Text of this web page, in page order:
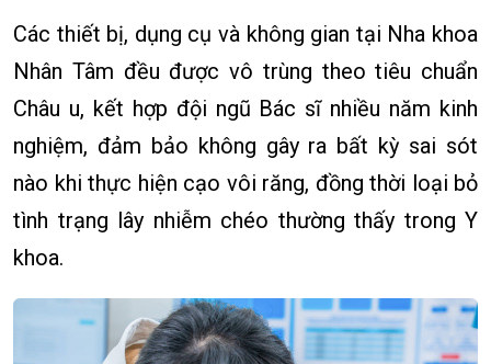
Các thiết bị, dụng cụ và không gian tại Nha khoa
Nhân Tâm đều được vô trùng theo tiêu chuẩn
Châu u, kết hợp đội ngũ Bác sĩ nhiều năm kinh
nghiệm, đảm bảo không gây ra bất kỳ sai sót
nào khi thực hiện cạo vôi răng, đồng thời loại bỏ
tình trạng lây nhiễm chéo thường thấy trong Y
khoa.